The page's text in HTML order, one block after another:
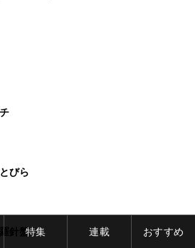
びら
針盤特集 連載 おすすめ